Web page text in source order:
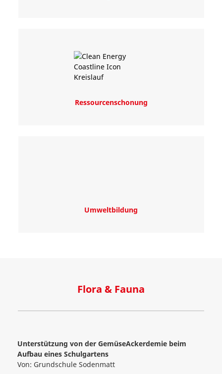
Ressourcenschonung
Umweltbildung
Flora & Fauna
Unterstützung von der GemüseAckerdemie beim
Aufbau eines Schulgartens
Von: Grundschule Sodenmatt